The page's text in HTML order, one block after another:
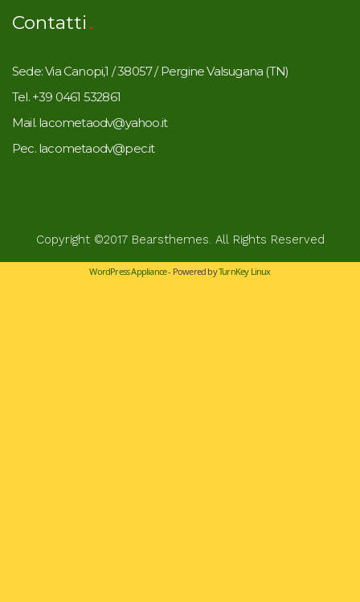
Contatti
Sede: Via Canopi,1 / 38057 / Pergine Valsugana (TN)
Tel. +39 0461 532861
Mail. lacometaodv@yahoo.it
Pec. lacometaodv@pec.it
Copyright ©2017 Bearsthemes. All Rights Reserved
WordPress Appliance- Powered byTurnKey Linux